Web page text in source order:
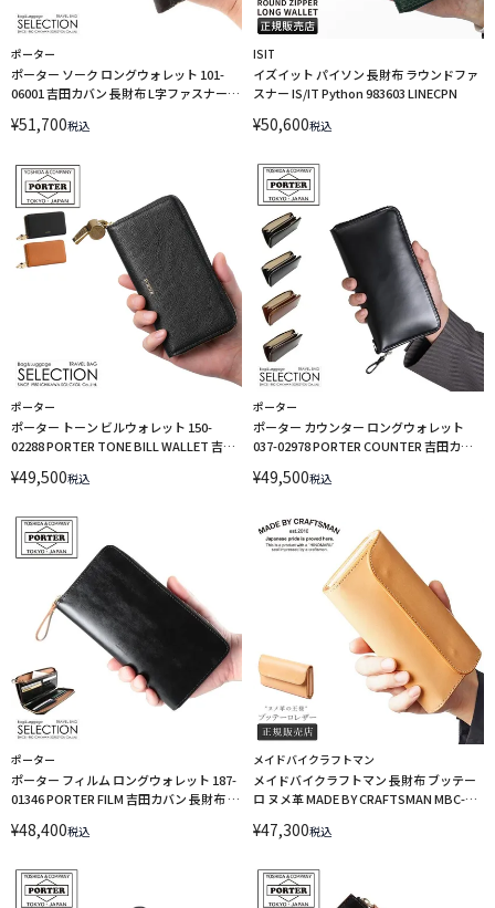
ポーター
ポーター ソーク ロングウォレット 101-
06001 吉田カバン 長財布 L字ファスナー
¥51,700税込
ISIT
イズイット パイソン 長財布 ラウンドファ
スナー IS/IT Python 983603 LINECPN
¥50,600税込
ポーター
ポーター トーン ビルウォレット 150-
02288 PORTER TONE BILL WALLET 吉田
スル
¥49,500税込
ポーター
ポーター カウンター ロングウォレット
037-02978 PORTER COUNTER 吉田カバ
¥49,500税込
ポーター
ポーター フィルム ロングウォレット 187-
01346 PORTER FILM 吉田カバン 長財布 ラ
¥48,400税込
メイドバイクラフトマン
メイドバイクラフトマン 長財布 ブッテー
ロ ヌメ革 MADE BY CRAFTSMAN MBC-
¥47,300税込